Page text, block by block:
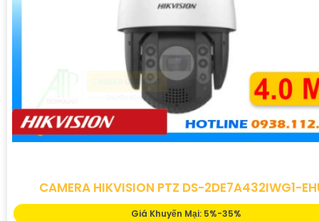
CAMERA HIKVISION PTZ DS-2DE7A432IWG1-
Giá Khuyến Mại: 5%-35%